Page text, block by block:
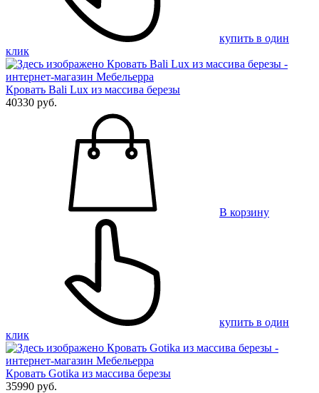
купить в один
клик
Кровать Bali Lux из массива березы
40330 руб.
В корзину
купить в один
клик
Кровать Gotika из массива березы
35990 руб.